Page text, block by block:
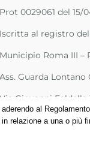
Prot 0029061 del 15/
Iscritta al registro
Municipio Roma III –
Ass. Guarda Lontano
Via Giovanni Faldella
al
relazione a una o più